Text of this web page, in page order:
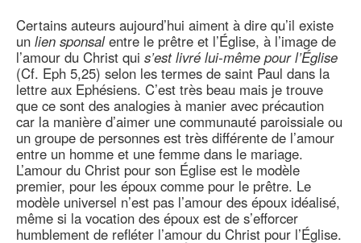
Certains auteurs aujourd’hui aiment à dire qu’il existe
un lien sponsalentre le prêtre et l’Église, à l’image de
l’amour du Christ qui s’est livré lui-même pour l’Église
(Cf. Eph 5,25) selon les termes de saint Paul dans la
lettre aux Ephésiens. C’est très beau mais je trouve
que ce sont des analogies à manier avec précaution
car la manière d’aimer une communauté paroissiale ou
un groupe de personnes est très différente de l’amour
entre un homme et une femme dans le mariage.
L’amour du Christ pour son Église est le modèle
premier, pour les époux comme pour le prêtre. Le
modèle universel n’est pas l’amour des époux idéalisé,
même si la vocation des époux est de s’efforcer
humblement de refléter l’amour du Christ pour l’Église.